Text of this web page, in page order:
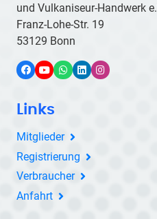
und Vulkaniseur-Handwerk
Franz-Lohe-Str. 19
53129 Bonn
FacebookYouTubeWhatsApp
LinkedInInstagram
Links
Mitglieder
Registrierung
Verbraucher
Anfahrt